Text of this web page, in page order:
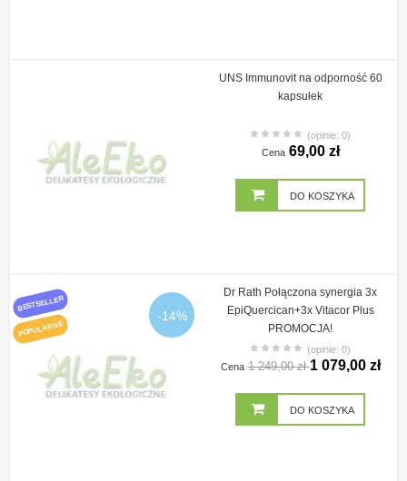
UNS Immunovit na odporność 60
kapsułek
(opinie: 0)
Cena 69,00 zł
DO KOSZYKA
BESTSELLER
POPULARNE
-14%
Dr Rath Połączona synergia 3x
EpiQuercican+3x Vitacor Plus
PROMOCJA!
(opinie: 0)
Cena 1 249,00 zł1 079,00 zł
DO KOSZYKA